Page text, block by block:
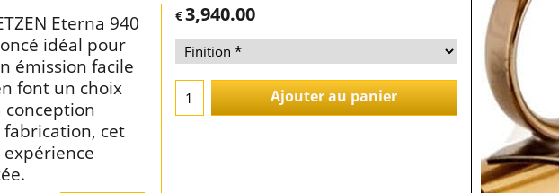
€3,940.00
Ajouter au panier
Eterna 940
idéal pour
émission facile
font un choix
conception
cet